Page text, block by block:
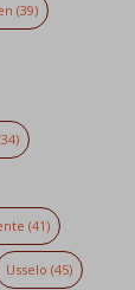
(39)
(41)
Usselo (45)